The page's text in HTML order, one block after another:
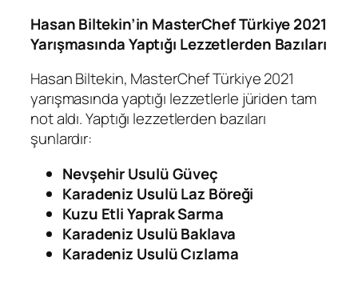
Hasan Biltekin’in MasterChef Türkiye 2021
Yarışmasında Yaptığı Lezzetlerden Bazıları
Hasan Biltekin, MasterChef Türkiye 2021
yarışmasında yaptığı lezzetlerle jüriden tam
not aldı. Yaptığı lezzetlerden bazıları
şunlardır:
Nevşehir Usulü Güveç
Karadeniz Usulü Laz Böreği
Kuzu Etli Yaprak Sarma
Karadeniz Usulü Baklava
Karadeniz Usulü Cızlama